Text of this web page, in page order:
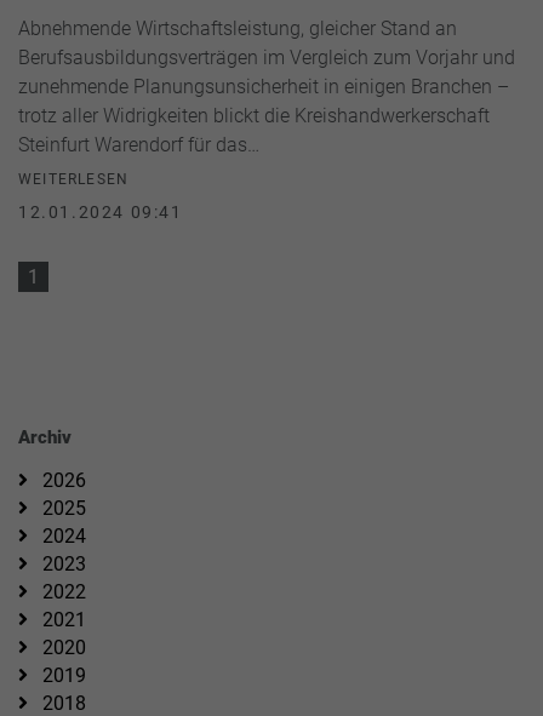
Abnehmende Wirtschaftsleistung, gleicher Stand an
Berufsausbildungsverträgen im Vergleich zum Vorjahr und
zunehmende Planungsunsicherheit in einigen Branchen –
trotz aller Widrigkeiten blickt die Kreishandwerkerschaft
Steinfurt Warendorf für das…
WEITERLESEN
12.01.2024 09:41
1
Archiv
2026
2025
2024
2023
2022
2021
2020
2019
2018